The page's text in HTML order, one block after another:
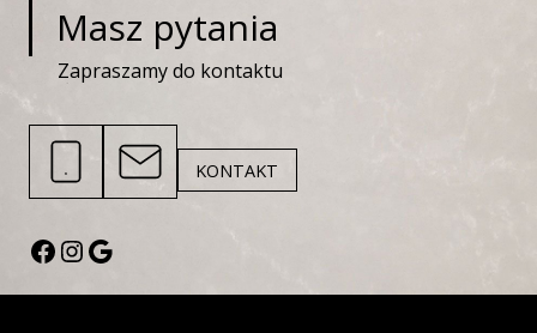
Masz pytania
Zapraszamy do kontaktu
KONTAKT
Facebook
Instagram
Google